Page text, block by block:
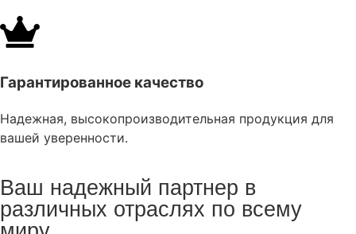
Гарантированное качество
Надежная, высокопроизводительная продукция для
вашей уверенности.
Ваш надежный партнер в
различных отраслях по всему